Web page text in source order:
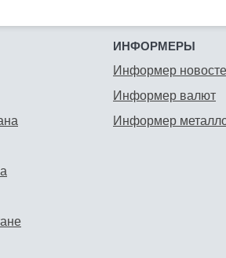
ИНФОРМЕРЫ
Информер
Информер валют
Информер